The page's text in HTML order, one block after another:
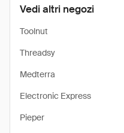
Vedi altri negozi
Toolnut
Threadsy
Medterra
Electronic Express
Pieper